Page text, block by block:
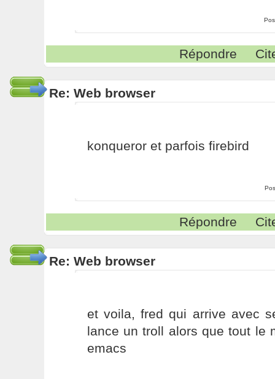
Répondre
Re: Web browser
konqueror et parfois firebird
Répondre
Re: Web browser
et voila, fred qui arrive avec
lance un troll alors que tout le
emacs